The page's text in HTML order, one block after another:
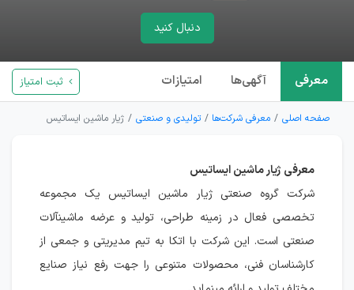
دنبال کنید
معرفی آگهی‌ها امتیازات ثبت امتیاز
صفحه اصلی معرفی شرکت‌ها تولیدی و صنعتی ژیار ماشین ایساتیس
معرفی ژیار ماشین ایساتیس
شرکت گروه صنعتی ژیار ماشین ایساتیس یک مجموعه
تخصصی فعال در زمینه طراحی، تولید و عرضه ماشینآلات
صنعتی است. این شرکت با اتکا به تیم مدیریتی و جمعی از
کارشناسان فنی، محصولات متنوعی را جهت رفع نیاز صنایع